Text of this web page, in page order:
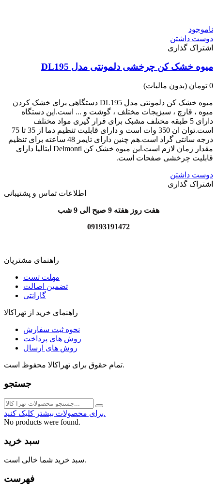
ناموجود
دوست داشتن
اشتراک گذاری
میوه خشک کن چرخشی دلمونتی مدل DL195
0 تومان (بدون مالیات)
میوه خشک کن دلمونتی مدل DL195 دستگاهی برای خشک کردن
میوه ، قارچ ، سیزیجات مختلف ، گوشت و ... است.این دستگاه
دارای 5 طبقه مختلف مشبک برای قرار گیری مواد مختلف
است.توان ان 350 وات است و دارای قابلیت تنظیم دما از 35 تا 75
درجه سانتی گراد است.هم چنین دارای تایمر 48 ساعته برای تنظیم
مقدار زمان لازم است.این میوه خشک کن Delmonti ایتالیا دارای
قابلیت چرخشی صفحات است.
دوست داشتن
اشتراک گذاری
اطلاعات تماس و پشتیبانی
هفت روز هفته 9 صبح الی 9 شب
09193191472
راهنمای مشتریان
مهلت تست
تضمین اصالت
گارانتی
راهنمای خرید از تهراکالا
نحوه ثبت سفارش
روش های پرداخت
روش های ارسال
تمام حقوق برای تهراکالا محفوظ است.
جستجو
برای محصولات بیشتر کلیک کنید.
No products were found.
سبد خرید
سبد خرید شما خالی است.
فهرست